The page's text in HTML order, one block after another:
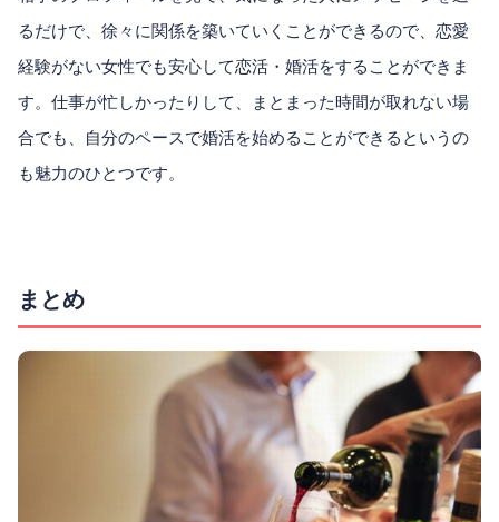
るだけで、徐々に関係を築いていくことができるので、恋愛
経験がない女性でも安心して恋活・婚活をすることができま
す。仕事が忙しかったりして、まとまった時間が取れない場
合でも、自分のペースで婚活を始めることができるというの
も魅力のひとつです。
まとめ